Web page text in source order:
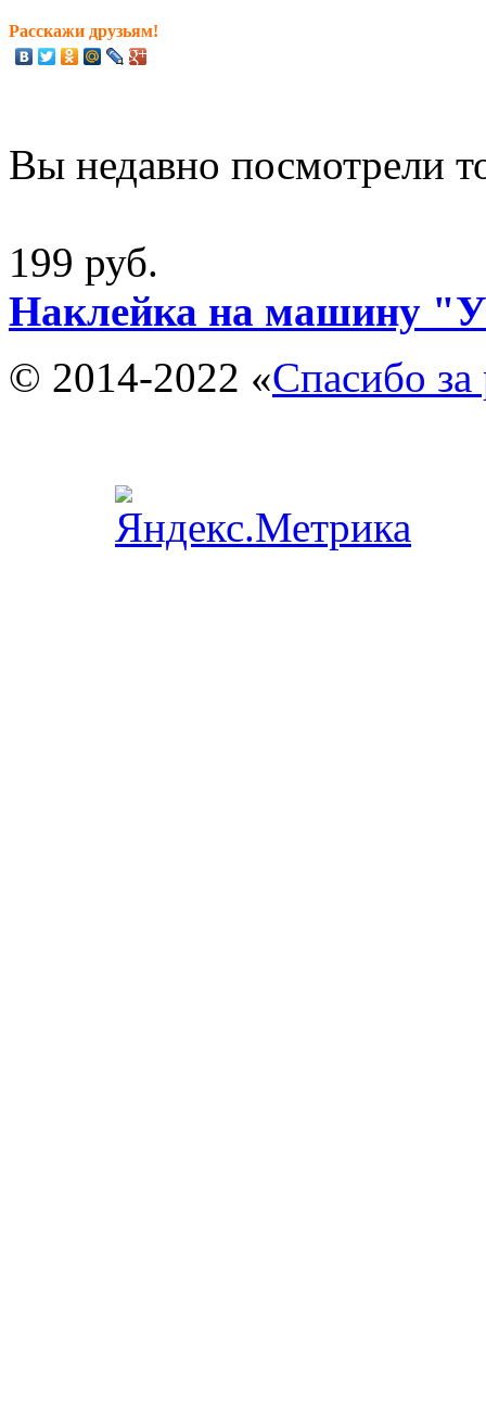
Расскажи друзьям!
Вы недавно посмотрели
199 руб.
Наклейка на машину
© 2014-2022 «Спасибо за